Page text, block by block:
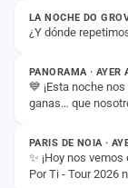
LA NOCHE DO
¿Y dónde
ESTADO
PANORAMA · AYER
💙 ¡Esta noche
ganas… que
ESTADO
PARIS DE NOIA ·
✨ ¡Hoy nos
Por Ti - Tour 2026